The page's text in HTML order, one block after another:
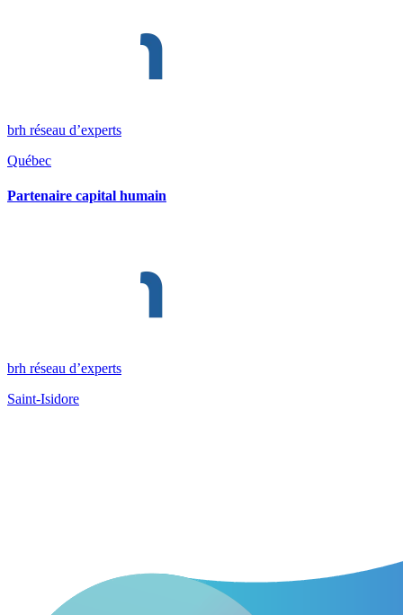
brh réseau d’experts
Québec
Partenaire capital humain
brh réseau d’experts
Saint-Isidore